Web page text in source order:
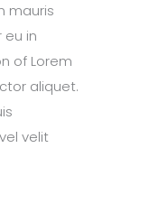
mauris
in
of Lorem
aliquet.
velit